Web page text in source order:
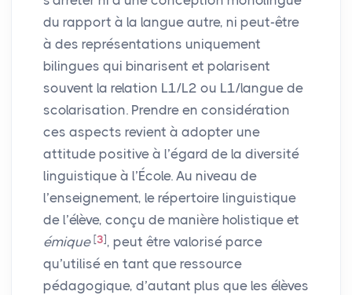
du rapport à la langue autre, ni peut-être
à des représentations uniquement
bilingues qui binarisent et polarisent
souvent la relation L1/L2 ou L1/langue de
scolarisation. Prendre en considération
ces aspects revient à adopter une
attitude positive à l’égard de la diversité
linguistique à l’École. Au niveau de
l’enseignement, le répertoire linguistique
de l’élève, conçu de manière holistique et
émique[3] , peut être valorisé parce
qu’utilisé en tant que ressource
pédagogique, d’autant plus que les élèves